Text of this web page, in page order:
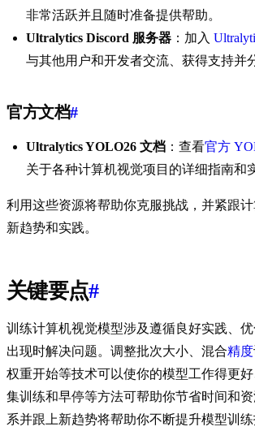
非常活跃并且随时准备提供帮助。
Ultralytics Discord 服务器 ：加入
与其他用户和开发者交流、获得支持并
官方文档#
Ultralytics YOLO26 文档 ：查看官方
关于各种计算机视觉项目的详细指南和
利用这些资源将帮助你克服挑战，并紧跟
新趋势和实践。
关键要点#
训练计算机视觉模型涉及遵循良好实践、
出现时解决问题。调整批次大小、混合精度
权重开始等技术可以使你的模型工作得更
集训练和早停等方法可帮助你节省时间和
系并跟上新趋势将帮助你不断提升模型训练